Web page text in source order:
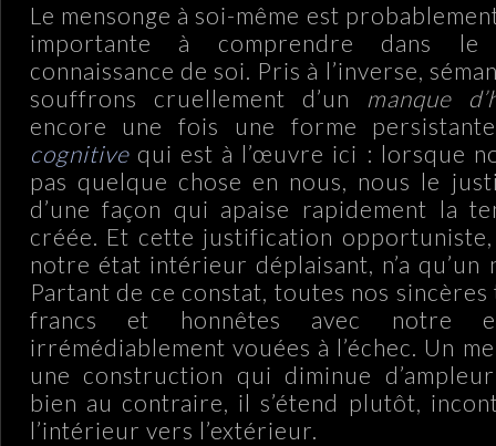
Le mensonge à soi-même est
importante à comprendre dans le
connaissance de soi. Pris à l’inverse,
souffrons cruellement d’un manque
encore une fois une forme
cognitivequi est à l’œuvre ici : lorsque
pas quelque chose en nous, nous le
d’une façon qui apaise rapidement la
créée. Et cette justification
notre état intérieur déplaisant, n’a qu’un
Partant de ce constat, toutes nos
francs et honnêtes avec notre
irrémédiablement vouées à l’échec. Un
une construction qui diminue
bien au contraire, il s’étend plutôt,
l’intérieur vers l’extérieur.